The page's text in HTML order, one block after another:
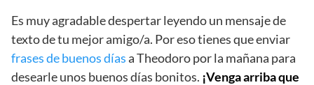
Es muy agradable despertar leyendo un mensaje de
texto de tu mejor amigo/a. Por eso tienes que enviar
frases de buenos díasa Theodoro por la mañana para
desearle unos buenos días bonitos. ¡Venga arriba que